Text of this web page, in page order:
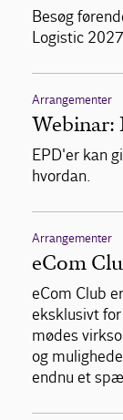
Besøg
Logistic
Arrangementer
Webinar:
EPD'er kan
hvordan.
Arrangementer
eCom
eCom Club
eksklusivt
mødes
og
endnu et